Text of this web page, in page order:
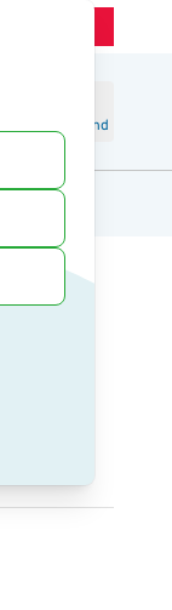
Winkelmand
Uitgelicht